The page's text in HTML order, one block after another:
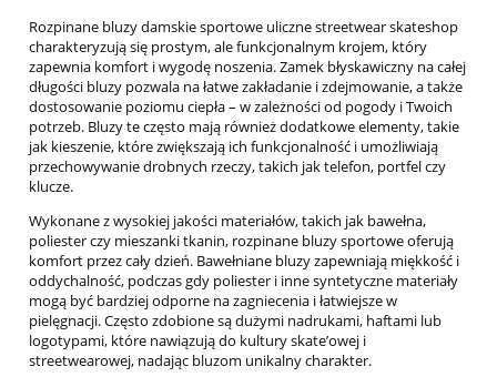
Rozpinane bluzy damskie sportowe uliczne streetwear skateshop
charakteryzują się prostym, ale funkcjonalnym krojem, który
zapewnia komfort i wygodę noszenia. Zamek błyskawiczny na całej
długości bluzy pozwala na łatwe zakładanie i zdejmowanie, a także
dostosowanie poziomu ciepła – w zależności od pogody i Twoich
potrzeb. Bluzy te często mają również dodatkowe elementy, takie
jak kieszenie, które zwiększają ich funkcjonalność i umożliwiają
przechowywanie drobnych rzeczy, takich jak telefon, portfel czy
klucze.
Wykonane z wysokiej jakości materiałów, takich jak bawełna,
poliester czy mieszanki tkanin, rozpinane bluzy sportowe oferują
komfort przez cały dzień. Bawełniane bluzy zapewniają miękkość i
oddychalność, podczas gdy poliester i inne syntetyczne materiały
mogą być bardziej odporne na zagniecenia i łatwiejsze w
pielęgnacji. Często zdobione są dużymi nadrukami, haftami lub
logotypami, które nawiązują do kultury skate’owej i
streetwearowej, nadając bluzom unikalny charakter.